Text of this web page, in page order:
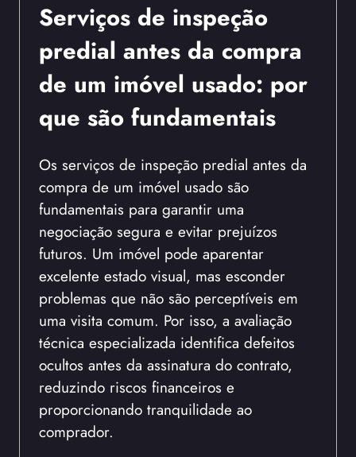
Serviços de inspeção
predial antes da compra
de um imóvel usado: por
que são fundamentais
Os serviços de inspeção predial antes da
compra de um imóvel usado são
fundamentais para garantir uma
negociação segura e evitar prejuízos
futuros. Um imóvel pode aparentar
excelente estado visual, mas esconder
problemas que não são perceptíveis em
uma visita comum. Por isso, a avaliação
técnica especializada identifica defeitos
ocultos antes da assinatura do contrato,
reduzindo riscos financeiros e
proporcionando tranquilidade ao
comprador.